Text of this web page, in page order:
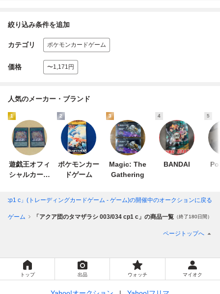
絞り込み条件を追加
カテゴリ ポケモンカードゲーム
価格 〜1,171円
人気のメーカー・ブランド
1
遊戯王オフィ
シャルカード
ズ
2
ポケモンカー
ドゲーム
3
Magic: The
Gathering
4
BANDAI
5
cp1 c」(トレーディングカードゲーム - ゲーム)の開催中のオークションに戻る
ドゲーム 「アクア団のタマザラシ 003/034 cp1 c」の商品一覧 （終了180日間）
ページトップへ
トップ 出品 ウォッチ マイオク